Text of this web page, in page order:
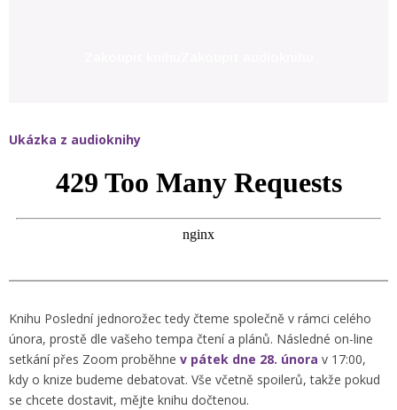
Ukázka z audioknihy
Knihu Poslední jednorožec tedy čteme společně v rámci celého
února, prostě dle vašeho tempa čtení a plánů. Následné on-line
setkání přes Zoom proběhne v pátek dne 28. února v 17:00,
kdy o knize budeme debatovat. Vše včetně spoilerů, takže pokud
se chcete dostavit, mějte knihu dočtenou.